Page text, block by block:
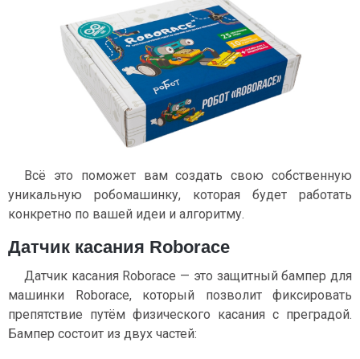
Всё это поможет вам создать свою собственную
уникальную робомашинку, которая будет работать
конкретно по вашей идеи и алгоритму.
Датчик касания Roborace
Датчик касания Roborace — это защитный бампер для
машинки Roborace, который позволит фиксировать
препятствие путём физического касания с преградой.
Бампер состоит из двух частей: